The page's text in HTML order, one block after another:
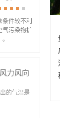
条件较不利
气污染物扩
风力风向
的气温是